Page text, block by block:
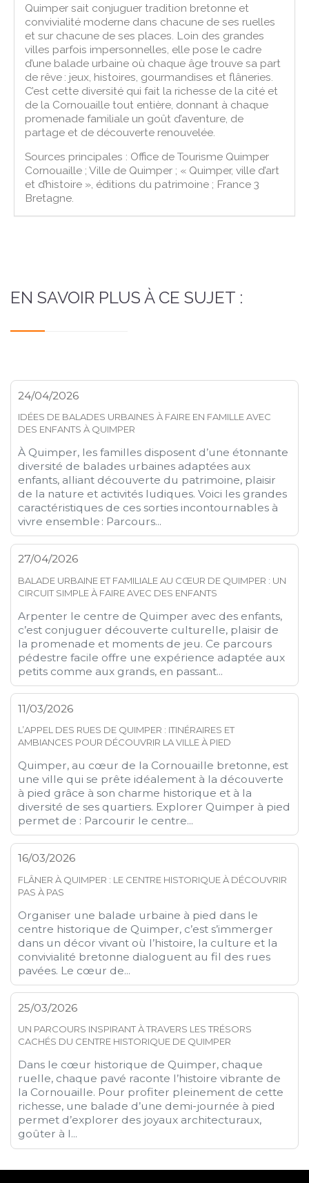
Quimper sait conjuguer tradition bretonne et
convivialité moderne dans chacune de ses ruelles
et sur chacune de ses places. Loin des grandes
villes parfois impersonnelles, elle pose le cadre
d’une balade urbaine où chaque âge trouve sa part
de rêve : jeux, histoires, gourmandises et flâneries.
C’est cette diversité qui fait la richesse de la cité et
de la Cornouaille tout entière, donnant à chaque
promenade familiale un goût d’aventure, de
partage et de découverte renouvelée.
Sources principales : Office de Tourisme Quimper
Cornouaille ; Ville de Quimper ; « Quimper, ville d’art
et d’histoire », éditions du patrimoine ; France 3
Bretagne.
EN SAVOIR PLUS À CE SUJET :
24/04/2026
IDÉES DE BALADES URBAINES À FAIRE EN FAMILLE AVEC
DES ENFANTS À QUIMPER
À Quimper, les familles disposent d’une étonnante
diversité de balades urbaines adaptées aux
enfants, alliant découverte du patrimoine, plaisir
de la nature et activités ludiques. Voici les grandes
caractéristiques de ces sorties incontournables à
vivre ensemble : Parcours...
27/04/2026
BALADE URBAINE ET FAMILIALE AU CŒUR DE QUIMPER : UN
CIRCUIT SIMPLE À FAIRE AVEC DES ENFANTS
Arpenter le centre de Quimper avec des enfants,
c’est conjuguer découverte culturelle, plaisir de
la promenade et moments de jeu. Ce parcours
pédestre facile offre une expérience adaptée aux
petits comme aux grands, en passant...
11/03/2026
L’APPEL DES RUES DE QUIMPER : ITINÉRAIRES ET
AMBIANCES POUR DÉCOUVRIR LA VILLE À PIED
Quimper, au cœur de la Cornouaille bretonne, est
une ville qui se prête idéalement à la découverte
à pied grâce à son charme historique et à la
diversité de ses quartiers. Explorer Quimper à pied
permet de : Parcourir le centre...
16/03/2026
FLÂNER À QUIMPER : LE CENTRE HISTORIQUE À DÉCOUVRIR
PAS À PAS
Organiser une balade urbaine à pied dans le
centre historique de Quimper, c’est s’immerger
dans un décor vivant où l’histoire, la culture et la
convivialité bretonne dialoguent au fil des rues
pavées. Le cœur de...
25/03/2026
UN PARCOURS INSPIRANT À TRAVERS LES TRÉSORS
CACHÉS DU CENTRE HISTORIQUE DE QUIMPER
Dans le cœur historique de Quimper, chaque
ruelle, chaque pavé raconte l’histoire vibrante de
la Cornouaille. Pour profiter pleinement de cette
richesse, une balade d’une demi-journée à pied
permet d’explorer des joyaux architecturaux,
goûter à l...